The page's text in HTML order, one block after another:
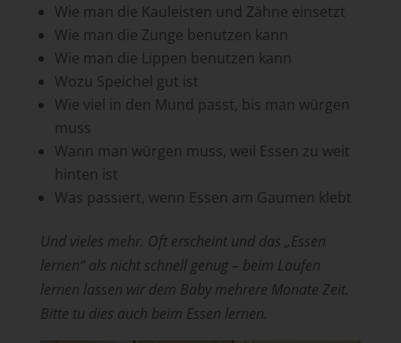
Wie man die Kauleisten und Zähne einsetzt
Wie man die Zunge benutzen kann
Wie man die Lippen benutzen kann
Wozu Speichel gut ist
Wie viel in den Mund passt, bis man würgen
muss
Wann man würgen muss, weil Essen zu weit
hinten ist
Was passiert, wenn Essen am Gaumen klebt
Und vieles mehr. Oft erscheint und das „Essen
lernen“ als nicht schnell genug – beim Laufen
lernen lassen wir dem Baby mehrere Monate Zeit.
Bitte tu dies auch beim Essen lernen.